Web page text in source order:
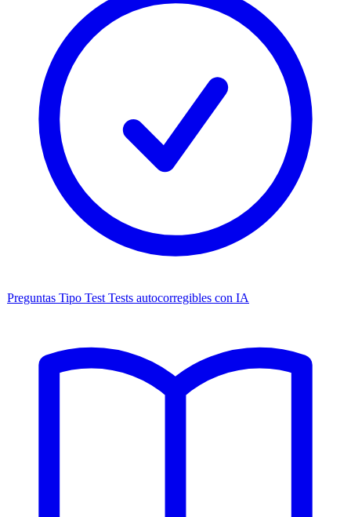
Preguntas Tipo Test Tests autocorregibles con IA